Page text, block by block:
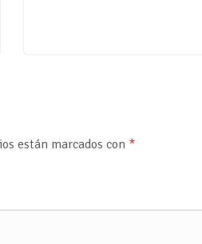
están marcados con *